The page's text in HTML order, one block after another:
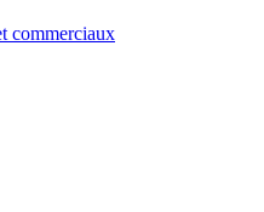
commerciaux